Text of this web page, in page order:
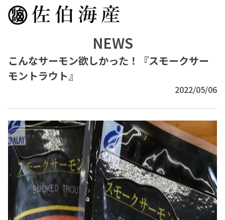
NEWS
こんなサーモン欲しかった！『スモークサー
モントラウト』
2022/05/06